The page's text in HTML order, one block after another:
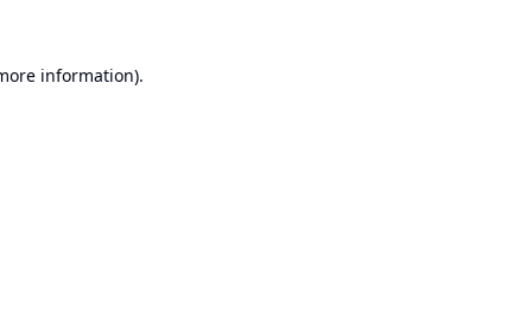
information).